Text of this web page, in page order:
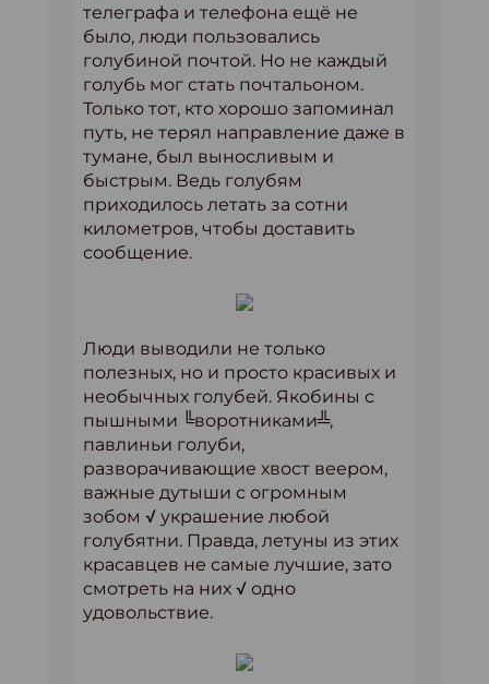
телеграфа и телефона ещё не
было, люди пользовались
голубиной почтой. Но не каждый
голубь мог стать почтальоном.
Только тот, кто хорошо запоминал
путь, не терял направление даже в
тумане, был выносливым и
быстрым. Ведь голубям
приходилось летать за сотни
километров, чтобы доставить
сообщение.
Люди выводили не только
полезных, но и просто красивых и
необычных голубей. Якобины с
пышными ╚воротниками╩,
павлиньи голуби,
разворачивающие хвост веером,
важные дутыши с огромным
зобом √ украшение любой
голубятни. Правда, летуны из этих
красавцев не самые лучшие, зато
смотреть на них √ одно
удовольствие.